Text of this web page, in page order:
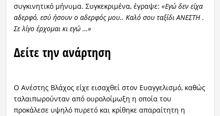
Πολιτισμός
συγκινητικό μήνυμα. Συγκεκριμένα, έγραψε: «Εγώ δεν είχα
αδερφό, εσύ ήσουν ο αδερφός μου.. Καλό σου ταξίδι ΑΝΕΣΤΗ .
Σε λίγο έρχομαι κι εγώ …»
Δείτε την ανάρτηση
Ο Ανέστης Βλάχος είχε εισαχθεί στον Ευαγγελισμό, καθώς
ταλαιπωρούνταν από ουρολοίμωξη η οποία του
προκάλεσε υψηλό πυρετό και κρίθηκε απαραίτητη η